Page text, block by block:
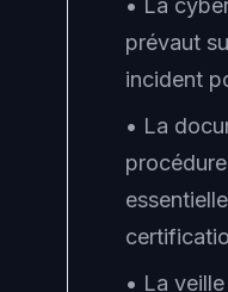
• La
prévaut
incident
• La
• La